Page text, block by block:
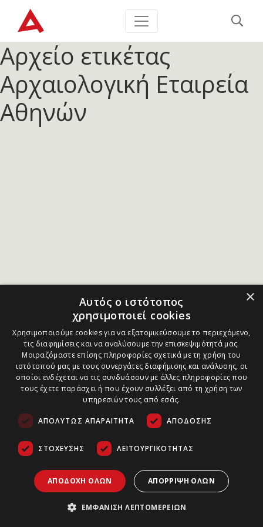
Αρχείο ετικέτας
Αρχαιολογική Εταιρεία
Αθηνών
×
Αυτός ο ιστότοπος
χρησιμοποιεί cookies
Χρησιμοποιούμε cookies για να εξατομικεύσουμε το περιεχόμενο,
τις διαφημίσεις και να αναλύσουμε την επισκεψιμότητά μας.
Μοιραζόμαστε επίσης πληροφορίες σχετικά με τη χρήση του
ιστότοπού μας με τους συνεργάτες διαφήμισης και ανάλυσης, οι
οποίοι ενδέχεται να τις συνδυάσουν με άλλες πληροφορίες που
τους έχετε παράσχει ή που έχουν συλλέξει από τη χρήση των
υπηρεσιών τους από εσάς.
ΑΠΟΛΎΤΩΣ ΑΠΑΡΑΊΤΗΤΑ ΑΠΌΔΟΣΗΣ
ΣΤΌΧΕΥΣΗΣ ΛΕΙΤΟΥΡΓΙΚΌΤΗΤΑΣ
ΑΠΟΔΟΧΉ ΌΛΩΝ ΑΠΌΡΡΙΨΗ ΌΛΩΝ
ΕΜΦΆΝΙΣΗ ΛΕΠΤΟΜΕΡΕΙΏΝ